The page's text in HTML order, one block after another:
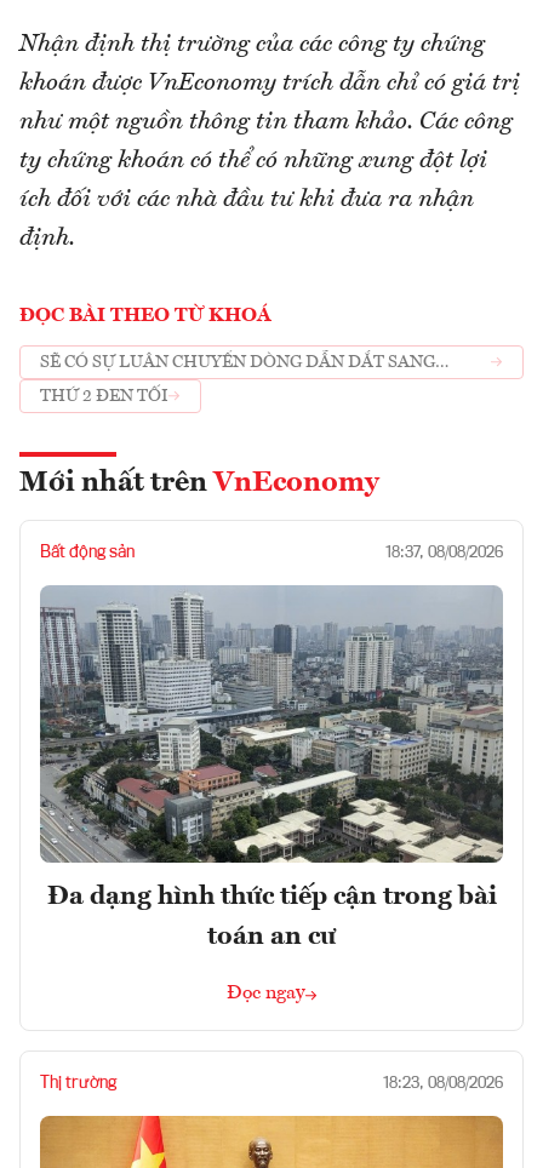
Nhận định thị trường của các công ty chứng
khoán được VnEconomy trích dẫn chỉ có giá trị
như một nguồn thông tin tham khảo. Các công
ty chứng khoán có thể có những xung đột lợi
ích đối với các nhà đầu tư khi đưa ra nhận
định.
ĐỌC BÀI THEO TỪ KHOÁ
SẼ CÓ SỰ LUÂN CHUYỂN DÒNG DẪN DẮT SANG
NHÓM NGÀNH NGÂN HÀNG
THỨ 2 ĐEN TỐI
Mới nhất trên VnEconomy
Bất động sản 18:37, 08/08/2026
Đa dạng hình thức tiếp cận trong bài
toán an cư
Đọc ngay
Thị trường 18:23, 08/08/2026